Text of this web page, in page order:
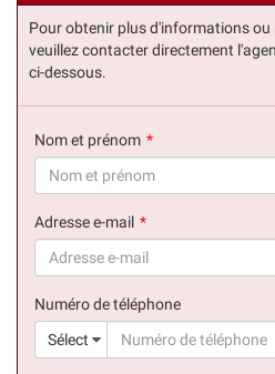
Pour obtenir plus d'informations ou
veuillez contacter directement
ci-dessous.
Nom et prénom
Adresse e-mail
Numéro de téléphone
Sélect